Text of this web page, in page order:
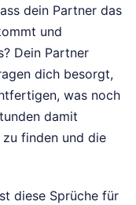
dein Partner das
und
Dein Partner
dich besorgt,
was noch
damit
finden und die
diese Sprüche für